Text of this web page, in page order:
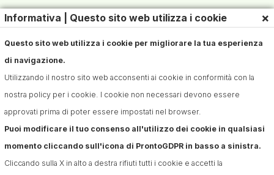
Informativa | Questo sito web utilizza i cookie ×
Questo sito web utilizza i cookie per migliorare la tua esperienza
di navigazione.
Utilizzando il nostro sito web acconsenti ai cookie in conformità con la
nostra policy per i cookie. I cookie non necessari devono essere
approvati prima di poter essere impostati nel browser.
Puoi modificare il tuo consenso all'utilizzo dei cookie in qualsiasi
momento cliccando sull'icona di ProntoGDPR in basso a sinistra.
Cliccando sulla X in alto a destra rifiuti tutti i cookie e accetti la